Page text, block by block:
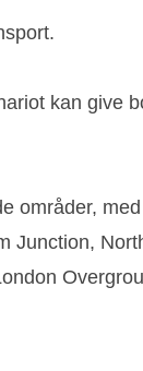
kan give
områder,
Junction,